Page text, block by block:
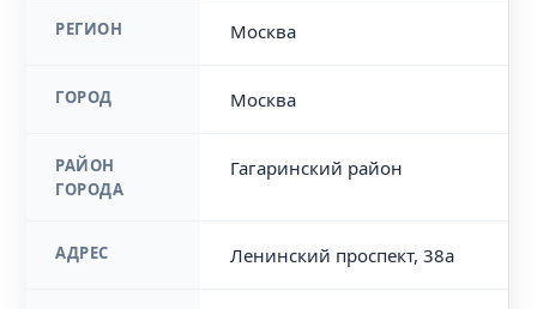
РЕГИОН Москва
ГОРОД Москва
РАЙОН
ГОРОДА
Гагаринский район
АДРЕС Ленинский проспект, 38а